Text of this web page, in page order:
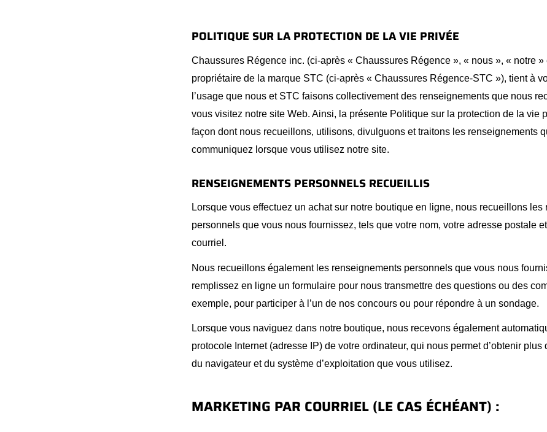
POLITIQUE SUR LA PROTECTION DE LA VIE PRIVÉE
Chaussures Régence inc. (ci-après « Chaussures Régence », « nous », « notre »
propriétaire de la marque STC (ci-après « Chaussures Régence-STC »), tient à
l’usage que nous et STC faisons collectivement des renseignements que nous
vous visitez notre site Web. Ainsi, la présente Politique sur la protection de la vie
façon dont nous recueillons, utilisons, divulguons et traitons les renseignements
communiquez lorsque vous utilisez notre site.
RENSEIGNEMENTS PERSONNELS RECUEILLIS
Lorsque vous effectuez un achat sur notre boutique en ligne, nous recueillons les
personnels que vous nous fournissez, tels que votre nom, votre adresse postale
courriel.
Nous recueillons également les renseignements personnels que vous nous
remplissez en ligne un formulaire pour nous transmettre des questions ou des
exemple, pour participer à l’un de nos concours ou pour répondre à un sondage.
Lorsque vous naviguez dans notre boutique, nous recevons également
protocole Internet (adresse IP) de votre ordinateur, qui nous permet d’obtenir plus
du navigateur et du système d’exploitation que vous utilisez.
MARKETING PAR COURRIEL (LE CAS ÉCHÉANT) :